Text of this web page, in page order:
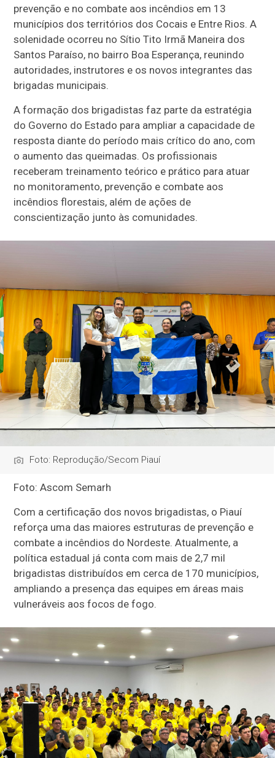
prevenção e no combate aos incêndios em 13
municípios dos territórios dos Cocais e Entre Rios. A
solenidade ocorreu no Sítio Tito Irmã Maneira dos
Santos Paraíso, no bairro Boa Esperança, reunindo
autoridades, instrutores e os novos integrantes das
brigadas municipais.
A formação dos brigadistas faz parte da estratégia
do Governo do Estado para ampliar a capacidade de
resposta diante do período mais crítico do ano, com
o aumento das queimadas. Os profissionais
receberam treinamento teórico e prático para atuar
no monitoramento, prevenção e combate aos
incêndios florestais, além de ações de
conscientização junto às comunidades.
Foto: Reprodução/Secom Piauí
Foto: Ascom Semarh
Com a certificação dos novos brigadistas, o Piauí
reforça uma das maiores estruturas de prevenção e
combate a incêndios do Nordeste. Atualmente, a
política estadual já conta com mais de 2,7 mil
brigadistas distribuídos em cerca de 170 municípios,
ampliando a presença das equipes em áreas mais
vulneráveis aos focos de fogo.